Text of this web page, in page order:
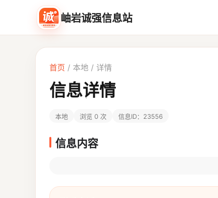
岫岩诚强信息站
首页 / 本地 / 详情
信息详情
本地 浏览 0 次 信息ID：23556
信息内容